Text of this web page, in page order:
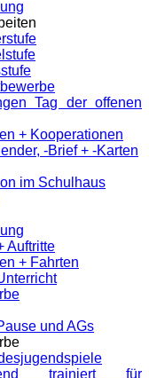
Tag der offenen
+ Kooperationen
-Brief + -Karten
im Schulhaus
Auftritte
+ Fahrten
und AGs
trainiert für